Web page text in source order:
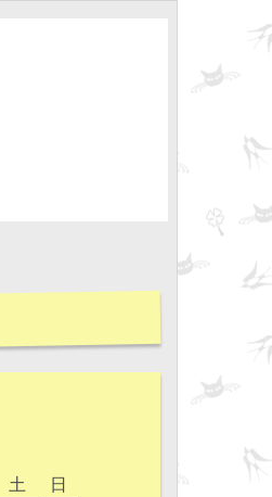
土 日